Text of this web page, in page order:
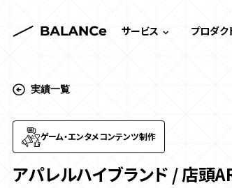
サービス
システム開発
ゲーム・エンタメコンテ
Webサイト制作
プロダク
実績一覧
ゲーム・エンタメコンテンツ制作
アパレルハイブランド / 店頭